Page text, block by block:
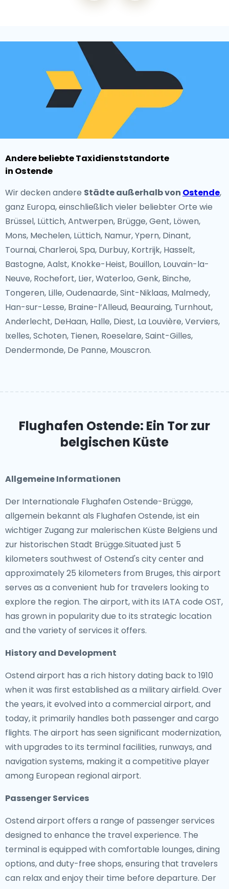
Andere beliebte Taxidienststandorte
in Ostende
Wir decken andere Städte außerhalb von Ostende,
ganz Europa, einschließlich vieler beliebter Orte wie
Brüssel, Lüttich, Antwerpen, Brügge, Gent, Löwen,
Mons, Mechelen, Lüttich, Namur, Ypern, Dinant,
Tournai, Charleroi, Spa, Durbuy, Kortrijk, Hasselt,
Bastogne, Aalst, Knokke-Heist, Bouillon, Louvain-la-
Neuve, Rochefort, Lier, Waterloo, Genk, Binche,
Tongeren, Lille, Oudenaarde, Sint-Niklaas, Malmedy,
Han-sur-Lesse, Braine-l’Alleud, Beauraing, Turnhout,
Anderlecht, DeHaan, Halle, Diest, La Louvière, Verviers,
Ixelles, Schoten, Tienen, Roeselare, Saint-Gilles,
Dendermonde, De Panne, Mouscron.
Flughafen Ostende: Ein Tor zur
belgischen Küste
Allgemeine Informationen
Der Internationale Flughafen Ostende-Brügge,
allgemein bekannt als Flughafen Ostende, ist ein
wichtiger Zugang zur malerischen Küste Belgiens und
zur historischen Stadt Brügge.Situated just 5
kilometers southwest of Ostend's city center and
approximately 25 kilometers from Bruges, this airport
serves as a convenient hub for travelers looking to
explore the region. The airport, with its IATA code OST,
has grown in popularity due to its strategic location
and the variety of services it offers.
History and Development
Ostend airport has a rich history dating back to 1910
when it was first established as a military airfield. Over
the years, it evolved into a commercial airport, and
today, it primarily handles both passenger and cargo
flights. The airport has seen significant modernization,
with upgrades to its terminal facilities, runways, and
navigation systems, making it a competitive player
among European regional airport.
Passenger Services
Ostend airport offers a range of passenger services
designed to enhance the travel experience. The
terminal is equipped with comfortable lounges, dining
options, and duty-free shops, ensuring that travelers
can relax and enjoy their time before departure. Der